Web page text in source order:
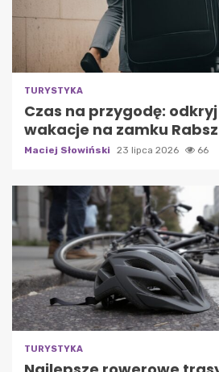
TURYSTYKA
Czas na przygodę:
wakacje na zamku
Maciej Słowiński 23 lipca 2026 66
TURYSTYKA